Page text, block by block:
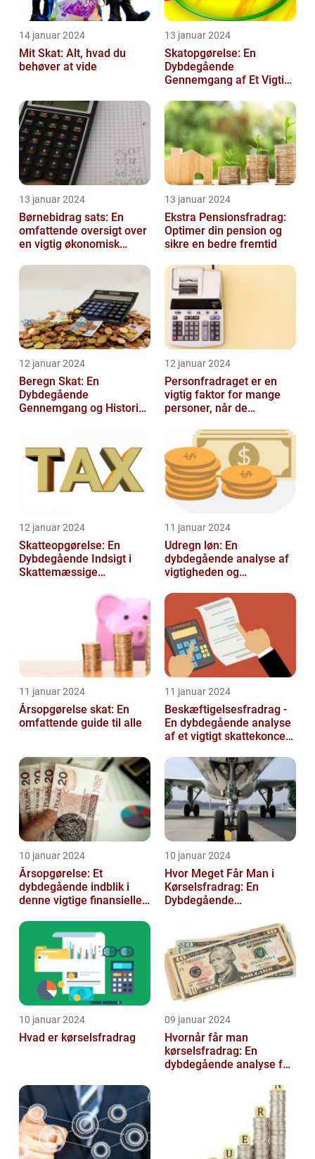
14 januar 2024
Mit Skat: Alt, hvad du
behøver at vide
13 januar 2024
Skatopgørelse: En
Dybdegående
Gennemgang af Et Vigtigt
Finansfolk
13 januar 2024
Børnebidrag sats: En
omfattende oversigt over
en vigtig økonomisk
13 januar 2024
Ekstra Pensionsfradrag:
Optimer din pension og
sikre en bedre fremtid
12 januar 2024
Beregn Skat: En
Dybdegående
Gennemgang og Historisk
12 januar 2024
Personfradraget er en
vigtig faktor for mange
personer, når de
til Skattem...
12 januar 2024
Skatteopgørelse: En
Dybdegående Indsigt i
Skattemæssige
11 januar 2024
Udregn løn: En
dybdegående analyse af
vigtigheden og
lønudregninger
11 januar 2024
Årsopgørelse skat: En
omfattende guide til alle
11 januar 2024
Beskæftigelsesfradrag -
En dybdegående analyse
af et vigtigt skattekoncept
10 januar 2024
Årsopgørelse: Et
dybdegående indblik i
denne vigtige finansielle
10 januar 2024
Hvor Meget Får Man i
Kørselsfradrag: En
Dybdegående
10 januar 2024
Hvad er kørselsfradrag
09 januar 2024
Hvornår får man
kørselsfradrag: En
dybdegående analyse for